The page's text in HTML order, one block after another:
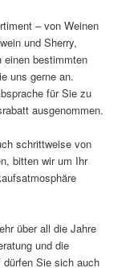
– von Weinen
und Sherry,
einen bestimmten
uns gerne an.
für Sie zu
ausgenommen.
schrittweise von
bitten wir um Ihr
über all die Jahre
und die
dürfen Sie sich auch